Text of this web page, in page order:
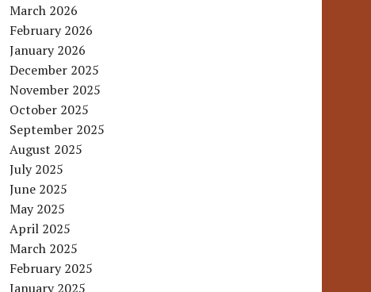
March 2026
February 2026
January 2026
December 2025
November 2025
October 2025
September 2025
August 2025
July 2025
June 2025
May 2025
April 2025
March 2025
February 2025
January 2025